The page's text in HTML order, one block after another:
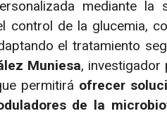
mediante la
de la glucemia,
el tratamiento
Muniesa, investigador
permitirá ofrecer
de la